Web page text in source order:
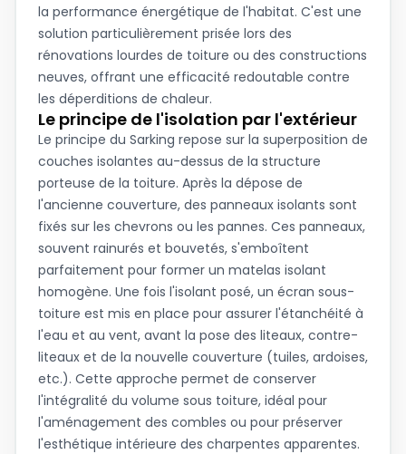
la performance énergétique de l'habitat. C'est une
solution particulièrement prisée lors des
rénovations lourdes de toiture ou des constructions
neuves, offrant une efficacité redoutable contre
les déperditions de chaleur.
Le principe de l'isolation par l'extérieur
Le principe du Sarking repose sur la superposition de
couches isolantes au-dessus de la structure
porteuse de la toiture. Après la dépose de
l'ancienne couverture, des panneaux isolants sont
fixés sur les chevrons ou les pannes. Ces panneaux,
souvent rainurés et bouvetés, s'emboîtent
parfaitement pour former un matelas isolant
homogène. Une fois l'isolant posé, un écran sous-
toiture est mis en place pour assurer l'étanchéité à
l'eau et au vent, avant la pose des liteaux, contre-
liteaux et de la nouvelle couverture (tuiles, ardoises,
etc.). Cette approche permet de conserver
l'intégralité du volume sous toiture, idéal pour
l'aménagement des combles ou pour préserver
l'esthétique intérieure des charpentes apparentes.